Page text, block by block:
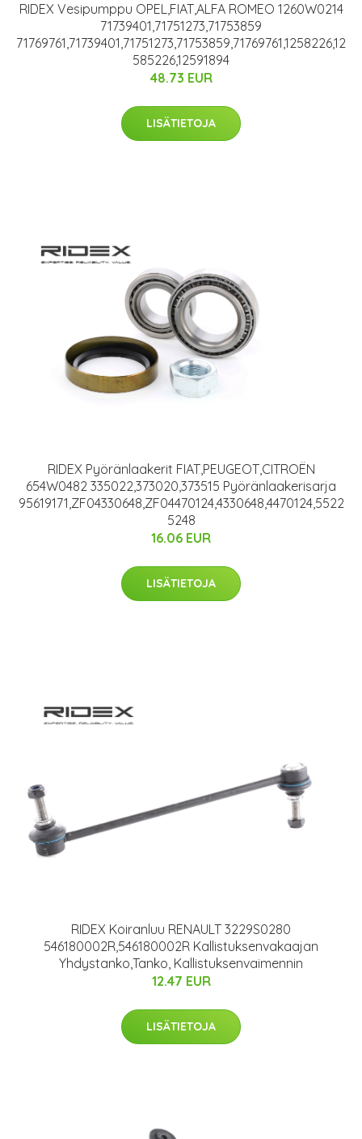
RIDEX Vesipumppu OPEL,FIAT,ALFA ROMEO 1260W0214
71739401,71751273,71753859
71769761,71739401,71751273,71753859,71769761,1258226,12
585226,12591894
48.73 EUR
LISÄTIETOJA
RIDEX Pyöränlaakerit FIAT,PEUGEOT,CITROËN
654W0482 335022,373020,373515 Pyöränlaakerisarja
95619171,ZF04330648,ZF04470124,4330648,4470124,5522
5248
16.06 EUR
LISÄTIETOJA
RIDEX Koiranluu RENAULT 3229S0280
546180002R,546180002R Kallistuksenvakaajan
Yhdystanko,Tanko, Kallistuksenvaimennin
12.47 EUR
LISÄTIETOJA